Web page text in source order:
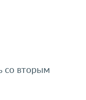
со вторым